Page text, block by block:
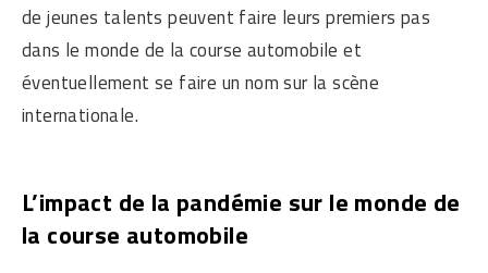
de jeunes talents peuvent faire leurs premiers pas
dans le monde de la course automobile et
éventuellement se faire un nom sur la scène
internationale.
L’impact de la pandémie sur le monde de
la course automobile